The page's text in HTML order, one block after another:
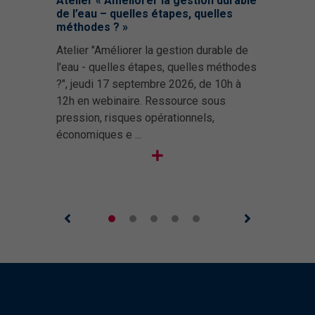
Prise en charge sur convention
ICPE
3 heures
de l’eau – quelles étapes, quelles
méthodes ? »
Atelier "Améliorer la gestion durable de
l'eau - quelles étapes, quelles méthodes
?", jeudi 17 septembre 2026, de 10h à
12h en webinaire. Ressource sous
pression, risques opérationnels,
économiques e ...
le 07.03.2025 par Hortense MAURICE
d'Entreprises de l'Auxerrois, le mardi 8
avril, et du Village d'Entreprises du
Sénonais, le jeudi 10 avril ! Un tremplin
pour les créateurs et créatrices d'entr ...